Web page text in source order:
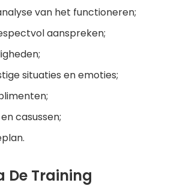
van het functioneren;
aanspreken;
situaties en emoties;
casussen;
De Training